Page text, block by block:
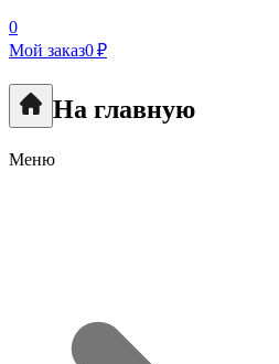
0
Мой заказ0 ₽
На главную
Меню